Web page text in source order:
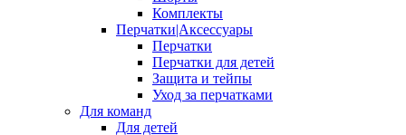
Комплекты
Перчатки|Аксессуары
Перчатки
Перчатки для детей
Защита и тейпы
Уход за перчатками
Для команд
Для детей